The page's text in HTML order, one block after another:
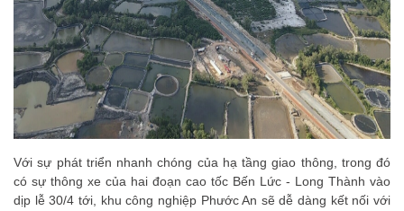
Với sự phát triển nhanh chóng của hạ tầng giao thông, trong đó
có sự thông xe của hai đoạn cao tốc Bến Lức - Long Thành vào
dịp lễ 30/4 tới, khu công nghiệp Phước An sẽ dễ dàng kết nối với